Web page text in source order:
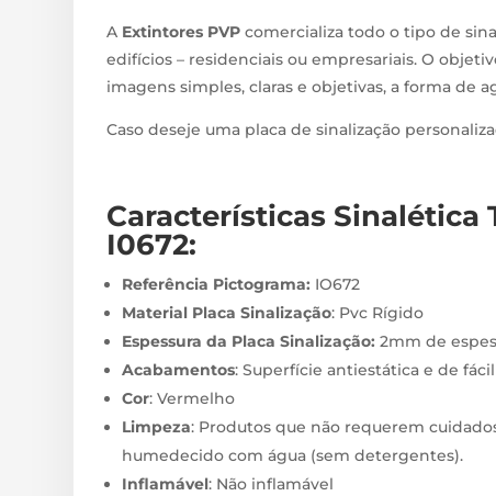
A Extintores PVP comercializa todo o tipo de
edifícios – residenciais ou empresariais. O
imagens simples, claras e objetivas, a forma de
Caso deseje uma placa de sinalização
Características Sinalética
I0672:
Referência Pictograma: IO672
Material Placa Sinalização: Pvc Rígido
Espessura da Placa Sinalização: 2mm de
Acabamentos: Superfície antiestática e de
Cor: Vermelho
Limpeza: Produtos que não requerem
humedecido com água (sem detergentes).
Inflamável: Não inflamável